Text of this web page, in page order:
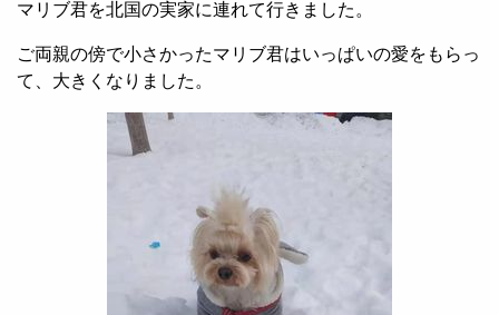
マリブ君を北国の実家に連れて行きました。
ご両親の傍で小さかったマリブ君はいっぱいの愛をもらっ
て、大きくなりました。